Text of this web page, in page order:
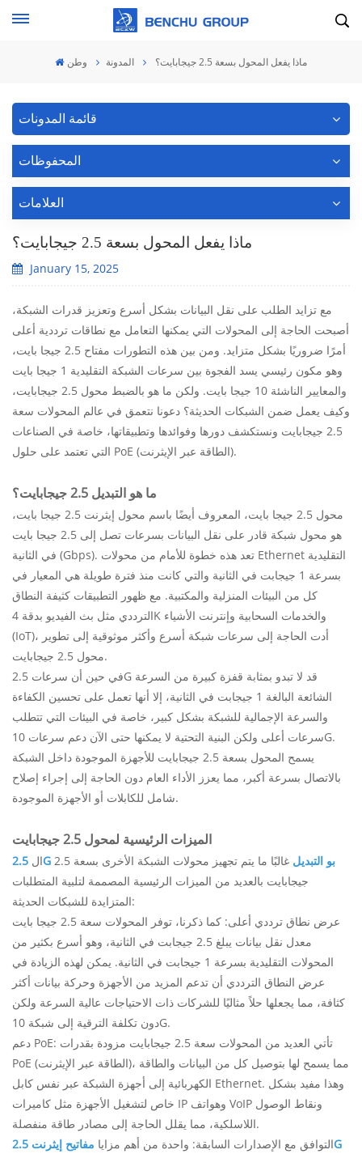
وطن المدونة ماذا يفعل المحول بسعة 2.5 جيجابايت؟
قائمة المدونات
المحفوظات
العلامات
ماذا يفعل المحول بسعة 2.5 جيجابايت؟
January 15, 2025
مع تزايد الطلب على نقل البيانات بشكل أسرع وتعزيز قدرات الشبكة،
أصبحت الحاجة إلى المحولات التي يمكنها التعامل مع نطاقات ترددية أعلى
أمرًا ضروريًا بشكل متزايد. ومن بين هذه التطورات مفتاح 2.5 جيجا بايت،
وهو مكون رئيسي يسد الفجوة بين سرعات الشبكة التقليدية 1 جيجا بايت
والمعايير الناشئة 10 جيجا بايت. ولكن ما هو بالضبط محول 2.5 جيجابايت،
وكيف يعمل ضمن الشبكات الحديثة؟ دعونا نتعمق في عالم المحولات سعة
2.5 جيجابايت ونستكشف دورها وفوائدها وتطبيقاتها، خاصة في الصناعات
التي تعتمد على حلول PoE (الطاقة عبر الإيثرنت).
ما هو التبديل 2.5 جيجابايت؟
محول 2.5 جيجا بايت، المعروف أيضًا باسم محول إيثرنت 2.5 جيجا بايت،
هو محول شبكة قادر على نقل البيانات بسرعات تصل إلى 2.5 جيجا بايت
في الثانية (Gbps). تعد هذه خطوة للأمام من محولات Ethernet التقليدية
بسرعة 1 جيجابت في الثانية والتي كانت منذ فترة طويلة هي المعيار في
كل من البيئات المنزلية والمكتبية. مع ظهور التطبيقات كثيفة النطاق
الترددي مثل بث الفيديو بدقة 4K والخدمات السحابية وإنترنت الأشياء
(IoT)، أدت الحاجة إلى سرعات شبكة أسرع وأكثر موثوقية إلى تطوير
محول 2.5 جيجابايت.
في حين أن سرعات 2.5G قد لا تبدو بمثابة قفزة كبيرة من السرعة
الشائعة البالغة 1 جيجابت في الثانية، إلا أنها تعمل على تحسين الكفاءة
والسرعة الإجمالية للشبكة بشكل كبير، خاصة في البيئات التي تتطلب
سرعات أعلى ولكن البنية التحتية لا يمكنها حتى الآن دعم سرعات 10G.
يسمح المحول بسعة 2.5 جيجابايت للأجهزة الموجودة داخل الشبكة
بالاتصال بسرعة أكبر، مما يعزز الأداء العام دون الحاجة إلى إجراء إصلاح
شامل للكابلات أو الأجهزة الموجودة.
الميزات الرئيسية لمحول 2.5 جيجابايت
ال 2.5G بو التبديل
غالبًا ما يتم تجهيز محولات الشبكة الأخرى بسعة 2.5
جيجابايت بالعديد من الميزات الرئيسية المصممة لتلبية المتطلبات
المتزايدة للشبكات الحديثة:
عرض نطاق ترددي أعلى: كما ذكرنا، توفر المحولات سعة 2.5 جيجا بايت
معدل نقل بيانات يبلغ 2.5 جيجابت في الثانية، وهو أسرع بكثير من
المحولات التقليدية بسرعة 1 جيجابت في الثانية. يمكن لهذه الزيادة في
عرض النطاق الترددي أن تدعم المزيد من الأجهزة وحركة بيانات أكثر
كثافة، مما يجعلها حلاً مثاليًا للشركات ذات الاحتياجات عالية السرعة ولكن
دون تكلفة الترقية إلى شبكة 10G.
دعم PoE: تأتي العديد من المحولات سعة 2.5 جيجابايت مزودة بقدرات
PoE (الطاقة عبر الإيثرنت)، مما يسمح لها بتوصيل كل من البيانات والطاقة
الكهربائية إلى أجهزة الشبكة عبر نفس كابل Ethernet. وهذا مفيد بشكل
خاص لتشغيل الأجهزة مثل كاميرات IP وهواتف VoIP ونقاط الوصول
اللاسلكية، مما يقلل الحاجة إلى مصادر طاقة منفصلة.
التوافق مع الإصدارات السابقة: واحدة من أهم مزايامفاتيح إيثرنت 2.5G